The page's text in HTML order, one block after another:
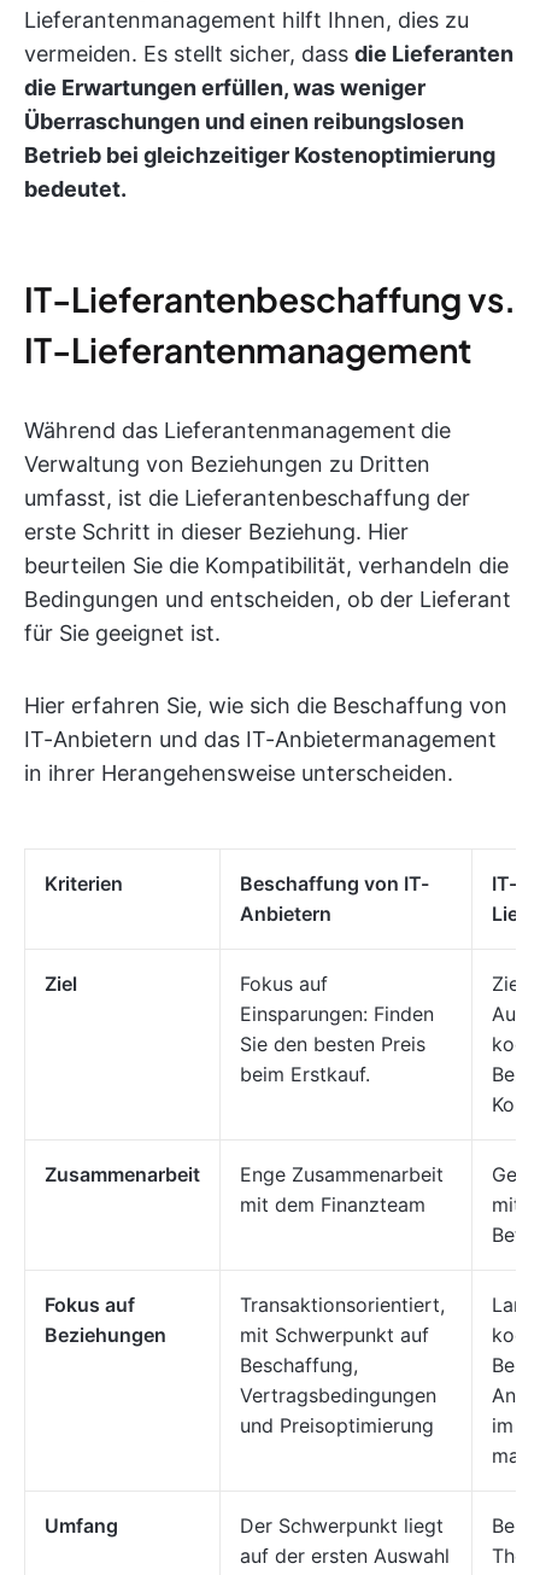
Lieferantenmanagement hilft Ihnen, dies zu
vermeiden. Es stellt sicher, dass die Lieferanten
die Erwartungen erfüllen, was weniger
Überraschungen und einen reibungslosen
Betrieb bei gleichzeitiger Kostenoptimierung
bedeutet.
IT-Lieferantenbeschaffung vs.
IT-Lieferantenmanagement
Während das Lieferantenmanagement die
Verwaltung von Beziehungen zu Dritten
umfasst, ist die Lieferantenbeschaffung der
erste Schritt in dieser Beziehung. Hier
beurteilen Sie die Kompatibilität, verhandeln die
Bedingungen und entscheiden, ob der Lieferant
für Sie geeignet ist.
Hier erfahren Sie, wie sich die Beschaffung von
IT-Anbietern und das IT-Anbietermanagement
in ihrer Herangehensweise unterscheiden.
Kriterien
Beschaffung von IT-
Anbietern
IT-
Ziel
Fokus auf
Einsparungen: Finden
Sie den besten Preis
beim Erstkauf.
Ziel
Zusammenarbeit
Enge Zusammenarbeit
mit dem Finanzteam
mit
Fokus auf
Beziehungen
Transaktionsorientiert,
mit Schwerpunkt auf
Beschaffung,
Vertragsbedingungen
und Preisoptimierung
im
Umfang
Der Schwerpunkt liegt
auf der ersten Auswahl